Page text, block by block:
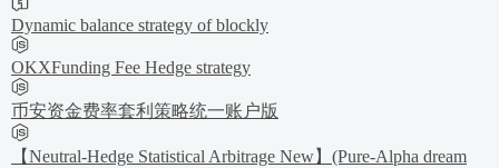
Dynamic balance strategy of blockly
OKXFunding Fee Hedge strategy
币安资金费率套利策略统一账户版
【Neutral-Hedge Statistical Arbitrage New】(Pure-Alpha dream